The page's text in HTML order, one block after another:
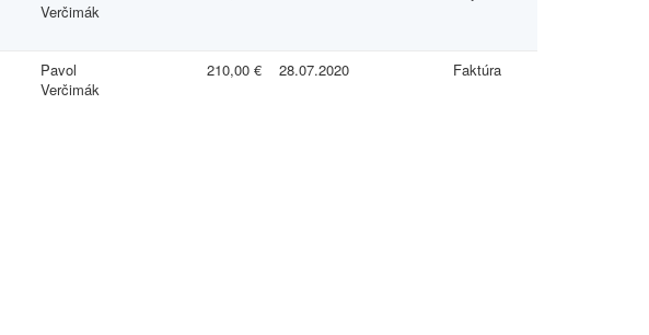
Verčimák
Pavol
Verčimák
210,00 € 28.07.2020 Faktúra